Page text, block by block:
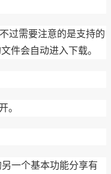
过需要注意的是支持的
件会自动进入下载。
。
一个基本功能分享有